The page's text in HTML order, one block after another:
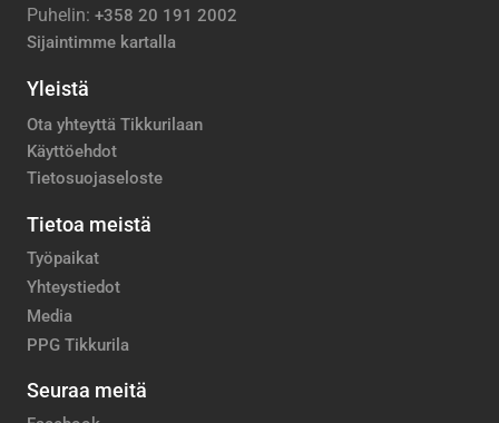
Puhelin: +358 20 191 2002
Sijaintimme kartalla
Yleistä
Ota yhteyttä Tikkurilaan
Käyttöehdot
Tietosuojaseloste
Tietoa meistä
Työpaikat
Yhteystiedot
Media
PPG Tikkurila
Seuraa meitä